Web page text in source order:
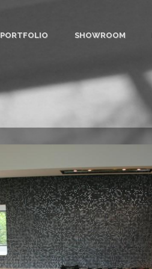
PORTFOLIO SHOWROOM